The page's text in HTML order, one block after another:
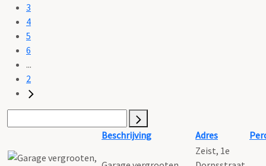
3
4
5
6
...
2
Beschrijving Adres
Zeist, 1e